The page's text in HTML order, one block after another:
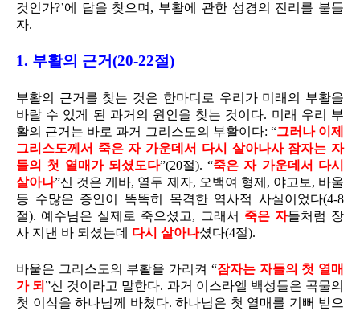
것인가?’에 답을 찾으며, 부활에 관한 성경의 진리를 붙들
자.
1. 부활의 근거(20-22절)
부활의 근거를 찾는 것은 한마디로 우리가 미래의 부활을
바랄 수 있게 된 과거의 원인을 찾는 것이다. 미래 우리 부
활의 근거는 바로 과거 그리스도의 부활이다: “그러나 이제
그리스도께서 죽은 자 가운데서 다시 살아나사 잠자는 자
들의 첫 열매가 되셨도다”(20절). “죽은 자 가운데서 다시
살아나”신 것은 게바, 열두 제자, 오백여 형제, 야고보, 바울
등 수많은 증인이 똑똑히 목격한 역사적 사실이었다(4-8
절). 예수님은 실제로 죽으셨고, 그래서 죽은 자들처럼 장
사 지낸 바 되셨는데 다시 살아나셨다(4절).
바울은 그리스도의 부활을 가리켜 “잠자는 자들의 첫 열매
가 되”신 것이라고 말한다. 과거 이스라엘 백성들은 곡물의
첫 이삭을 하나님께 바쳤다. 하나님은 첫 열매를 기뻐 받으